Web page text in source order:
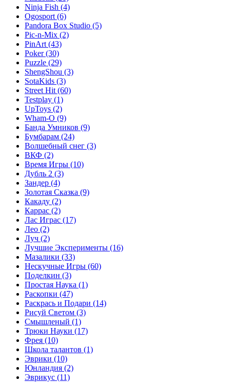
Ninja Fish (4)
Ogosport (6)
Pandora Box Studio (5)
Pic-n-Mix (2)
PinArt (43)
Poker(30)
Puzzle (29)
ShengShou (3)
SotaKids (3)
Street Hit (60)
Testplay (1)
UpToys (2)
Wham-O (9)
Банда Умников (9)
Бумбарам (24)
Волшебный снег (3)
ВКФ (2)
Время Игры (10)
Дубль 2 (3)
Зандер (4)
Золотая Сказка (9)
Какаду (2)
Каррас (2)
Лас Играс (17)
Лео (2)
Луч (2)
Лучшие Эксперименты (16)
Мазалики (33)
Нескучные Игры (60)
Поделкин (3)
Простая Наука (1)
Раскопки (47)
Раскрась и Подари (14)
Рисуй Светом (3)
Смышленый (1)
Трюки Науки (17)
Фрея (10)
Школа талантов (1)
Эврики (10)
Юнландия (2)
Эврикус (11)